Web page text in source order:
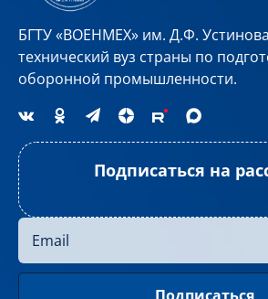
БГТУ «ВОЕНМЕХ» им. Д.Ф.
технический вуз страны по
оборонной промышленности.
Подписаться на